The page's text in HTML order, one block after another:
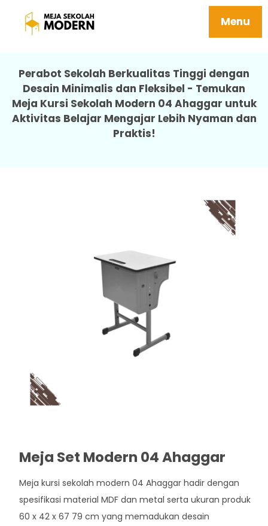
Menu
Harga Meja Sekolah Besi Tahan Karat
Terjangkau 04 Ahaggar
Perabot Sekolah Berkualitas Tinggi dengan
Desain Minimalis dan Fleksibel - Temukan
Meja Kursi Sekolah Modern 04 Ahaggar untuk
Aktivitas Belajar Mengajar Lebih Nyaman dan
Praktis!
Meja Set Modern 04 Ahaggar
Meja kursi sekolah modern 04 Ahaggar hadir dengan
spesifikasi material MDF dan metal serta ukuran produk
60 x 42 x 67 79 cm yang memadukan desain